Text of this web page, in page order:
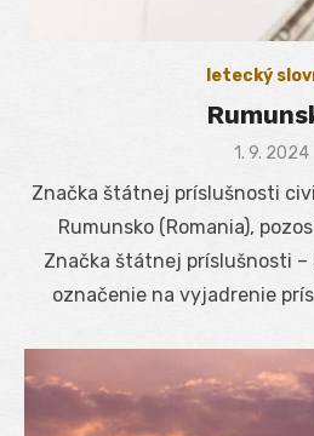
letecký
Posted
1. 9. 2024
Značka štátnej príslušnosti
Rumunsko (Romania),
Značka štátnej príslušnosti
označenie na vyjadrenie